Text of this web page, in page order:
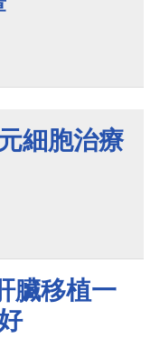
細胞治療
臟移植一